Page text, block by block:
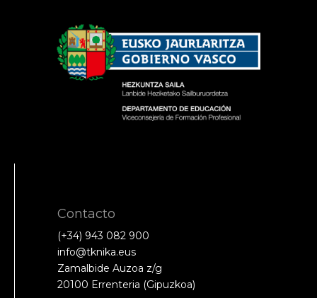
Contacto
(+34) 943 082 900
info@tknika.eus
Zamalbide Auzoa z/g
20100 Errenteria (Gipuzkoa)